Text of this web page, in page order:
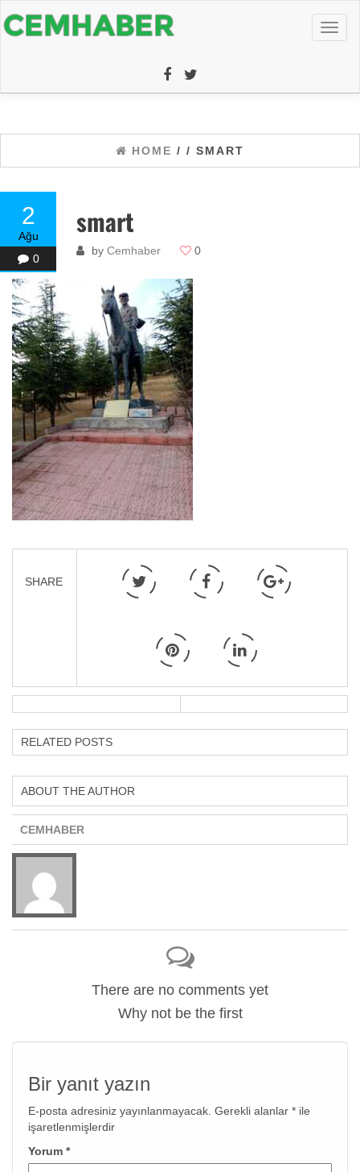
HOME / / SMART
2
Ağu
0
smart
by Cemhaber 0
SHARE
RELATED POSTS
ABOUT THE AUTHOR
CEMHABER
There are no comments yet
Why not be the first
Bir yanıt yazın
E-posta adresiniz yayınlanmayacak. Gerekli alanlar * ile
işaretlenmişlerdir
Yorum *